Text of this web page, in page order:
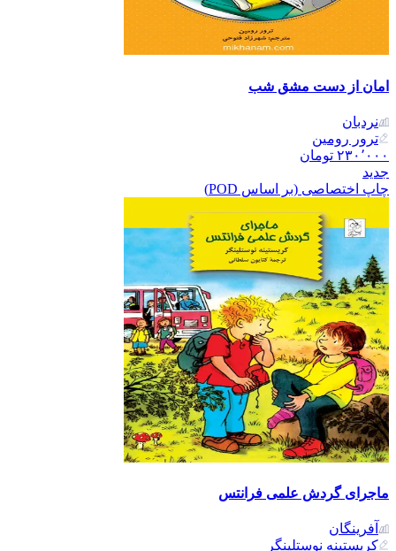
امان از دست مشق شب
نردبان
ترور رومین
۲۳۰٬۰۰۰ تومان
جدید
چاپ اختصاصی (بر اساس POD)
ماجرای گردش علمی فرانتس
آفرینگان
کریستینه نوستلینگر